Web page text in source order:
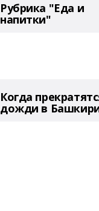
Рубрика "Еда и
напитки"
Когда
дожди в